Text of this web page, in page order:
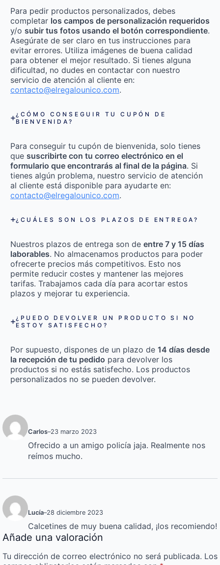
Para pedir productos personalizados, debes
completar los campos de personalización requeridos
y/o subir tus fotos usando el botón correspondiente.
Asegúrate de ser claro en tus instrucciones para
evitar errores. Utiliza imágenes de buena calidad
para obtener el mejor resultado. Si tienes alguna
dificultad, no dudes en contactar con nuestro
servicio de atención al cliente en:
contacto@elregalounico.com.
¿CÓMO CONSEGUIR TU CUPÓN DE
BIENVENIDA?
Para conseguir tu cupón de bienvenida, solo tienes
que suscribirte con tu correo electrónico en el
formulario que encontrarás al final de la página. Si
tienes algún problema, nuestro servicio de atención
al cliente está disponible para ayudarte en:
contacto@elregalounico.com.
¿CUÁLES SON LOS PLAZOS DE ENTREGA?
Nuestros plazos de entrega son de entre 7 y 15 días
laborables. No almacenamos productos para poder
ofrecerte precios más competitivos. Esto nos
permite reducir costes y mantener las mejores
tarifas. Trabajamos cada día para acortar estos
plazos y mejorar tu experiencia.
¿PUEDO DEVOLVER UN PRODUCTO SI NO
ESTOY SATISFECHO?
Por supuesto, dispones de un plazo de 14 días desde
la recepción de tu pedido para devolver los
productos si no estás satisfecho. Los productos
personalizados no se pueden devolver.
Carlos–23 marzo 2023
Ofrecido a un amigo policía jaja. Realmente nos
reímos mucho.
Lucía–28 diciembre 2023
Calcetines de muy buena calidad, ¡los recomiendo!
Añade una valoración
Tu dirección de correo electrónico no será publicada. Los